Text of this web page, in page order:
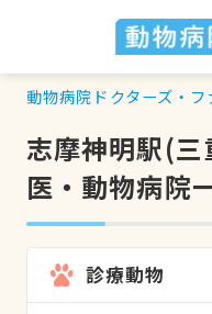
動物病院ドクターズ・フ
志摩神明駅(
医・動物病院
診療動物